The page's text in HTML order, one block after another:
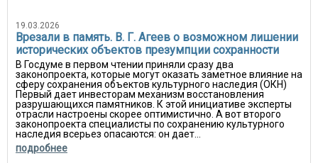
19.03.2026
Врезали в память. В. Г. Агеев о возможном лишении
исторических объектов презумпции сохранности
В Госдуме в первом чтении приняли сразу два
законопроекта, которые могут оказать заметное влияние на
сферу сохранения объектов культурного наследия (ОКН)
Первый дает инвесторам механизм восстановления
разрушающихся памятников. К этой инициативе эксперты
отрасли настроены скорее оптимистично. А вот второго
законопроекта специалисты по сохранению культурного
наследия всерьез опасаются: он дает...
подробнее